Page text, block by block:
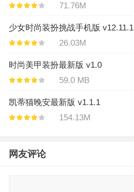
71.76M
少女时尚装扮挑战手机版 v12.11.1
26.03M
时尚美甲装扮最新版 v1.0
59.0 MB
凯蒂猫晚安最新版 v1.1.1
154.13M
网友评论